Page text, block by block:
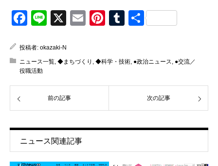
Facebook
Line
X EmailPinterest
Tumblr
共
投稿者: okazaki-N
ニュース一覧, ◆まちづくり , ◆科学・技術, ●政治ニュース, ●交流／
役職活動
前の記事 次の記事
ニュース関連記事